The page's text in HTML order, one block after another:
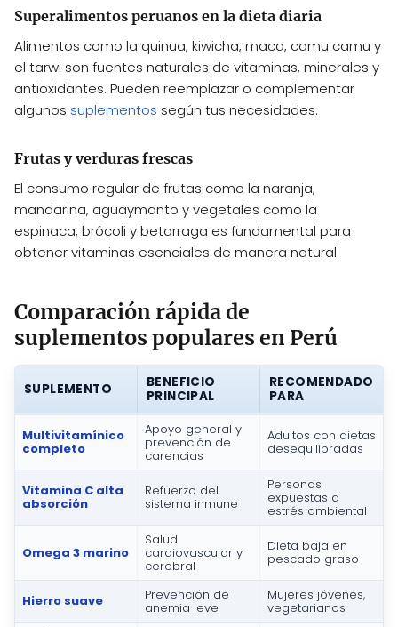
Superalimentos peruanos en la dieta diaria
Alimentos como la quinua, kiwicha, maca, camu camu y
el tarwi son fuentes naturales de vitaminas, minerales y
antioxidantes. Pueden reemplazar o complementar
algunos suplementos según tus necesidades.
Frutas y verduras frescas
El consumo regular de frutas como la naranja,
mandarina, aguaymanto y vegetales como la
espinaca, brócoli y betarraga es fundamental para
obtener vitaminas esenciales de manera natural.
Comparación rápida de
suplementos populares en Perú
SUPLEMENTO
BENEFICIO
PRINCIPAL
RECOMENDADO
PARA
Multivitamínico
completo
Apoyo general y
prevención de
carencias
Adultos con dietas
desequilibradas
Vitamina C alta
absorción
Refuerzo del
sistema inmune
Personas
expuestas a
estrés ambiental
Omega 3 marino
Salud
cardiovascular y
cerebral
Dieta baja en
pescado graso
Hierro suave Prevención de
anemia leve
Mujeres jóvenes,
vegetarianos